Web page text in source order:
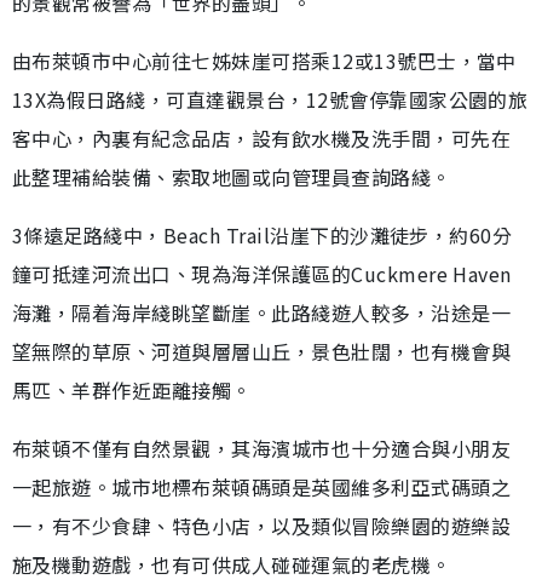
由布萊頓市中心前往七姊妹崖可搭乘12或13號巴士，當中
13X為假日路綫，可直達觀景台，12號會停靠國家公園的旅
客中心，內裏有紀念品店，設有飲水機及洗手間，可先在
此整理補給裝備、索取地圖或向管理員查詢路綫。
3條遠足路綫中，Beach Trail沿崖下的沙灘徒步，約60分
鐘可抵達河流出口、現為海洋保護區的Cuckmere Haven
海灘，隔着海岸綫眺望斷崖。此路綫遊人較多，沿途是一
望無際的草原、河道與層層山丘，景色壯闊，也有機會與
馬匹、羊群作近距離接觸。
布萊頓不僅有自然景觀，其海濱城市也十分適合與小朋友
一起旅遊。城市地標布萊頓碼頭是英國維多利亞式碼頭之
一，有不少食肆、特色小店，以及類似冒險樂園的遊樂設
施及機動遊戲，也有可供成人碰碰運氣的老虎機。